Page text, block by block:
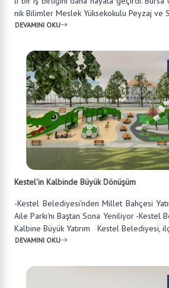
nik Bilimler Meslek Yüksekokulu Peyzaj ve
DEVAMINI OKU
Kestel'in Kalbinde Büyük Dönüşüm
-Kestel Belediyesi'nden Millet Bahçesi
Aile Parkı'nı Baştan Sona Yeniliyor -Kestel
Kalbine Büyük Yatırım Kestel Belediyesi,
DEVAMINI OKU